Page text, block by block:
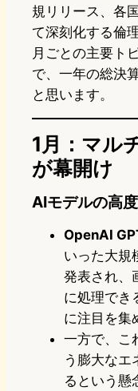
規リリース、各
て深刻化する倫
月ごとの主要ト
で、一年の総決
と思います。
1月：マル
が幕開け
AIモデルの高
OpenAI
いった大規
発表され、
に処理でき
に注目を集
一方で、こ
う膨大なエ
るという懸